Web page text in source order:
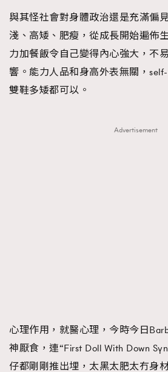
與其怪社會對身體政治還是充滿偏
淺、高矮、肥瘦，從成長開始遍佈
力加餐飯令自己變得內心強大，不
響。能力人品和身高外表無關，
雙鞋多矮都可以。
Advertisement
心理作用，就醫心理，今時今日
神厭食，連“First Doll With Down
仔都剛剛推出埋，太黑太肥太冇身